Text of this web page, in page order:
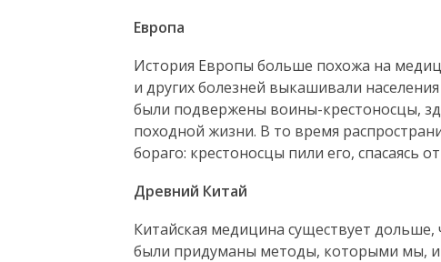
Европа
История Европы больше похожа на
и других болезней выкашивали
были подвержены воины-крестоносцы,
походной жизни. В то время
бораго: крестоносцы пили его, спасаясь
Древний Китай
Китайская медицина существует
были придуманы методы, которыми мы,